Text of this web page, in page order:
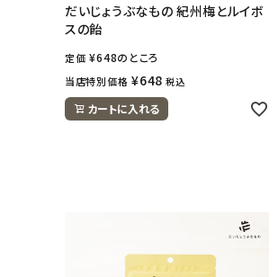
だいじょうぶなもの 紀州梅とルイボ
スの飴
定価 ¥648のところ
当店特別価格 ¥648 税込
カートに入れる